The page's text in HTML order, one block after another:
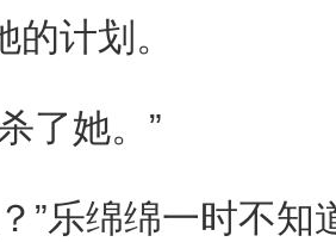
计划。
她。”
乐绵绵一时不知